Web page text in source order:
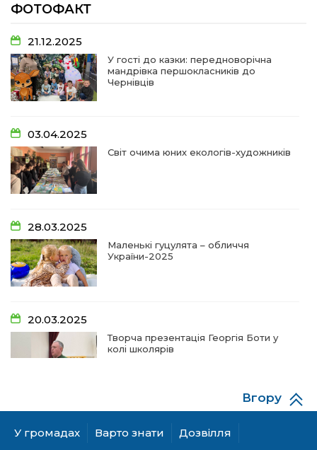
01 лип
09:31
28 чер
Творчі підсумки юних художників
09:28
28 чер
09:20
28 чер
Проза Людмили Охріменко: про те, що і гріє, і
болить…
14:44
19 чер
Рік невідомості та болю:
14:33
19 чер
На освітньому горизонті
09:09 Від дитячих випробувань до фронту
09:03
11 чер
ФОТОФАКТ
21.12.2025
У гості до казки: передноворічна
мандрівка першокласників до
Чернівців
03.04.2025
Світ очима юних екологів-художників
28.03.2025
Маленькі гуцулята – обличчя
України-2025
20.03.2025
Творча презентація Георгія Боти у
колі школярів
06.12.2024
А гуцулкам пасує хустка!
У громадах Варто знати Дозвілля
Вгору